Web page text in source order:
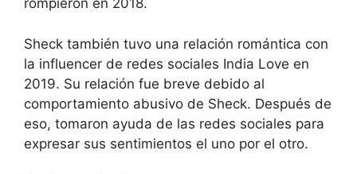
rompieron en 2018.
Sheck también tuvo una relación romántica con
la influencer de redes sociales India Love en
2019. Su relación fue breve debido al
comportamiento abusivo de Sheck. Después de
eso, tomaron ayuda de las redes sociales para
expresar sus sentimientos el uno por el otro.